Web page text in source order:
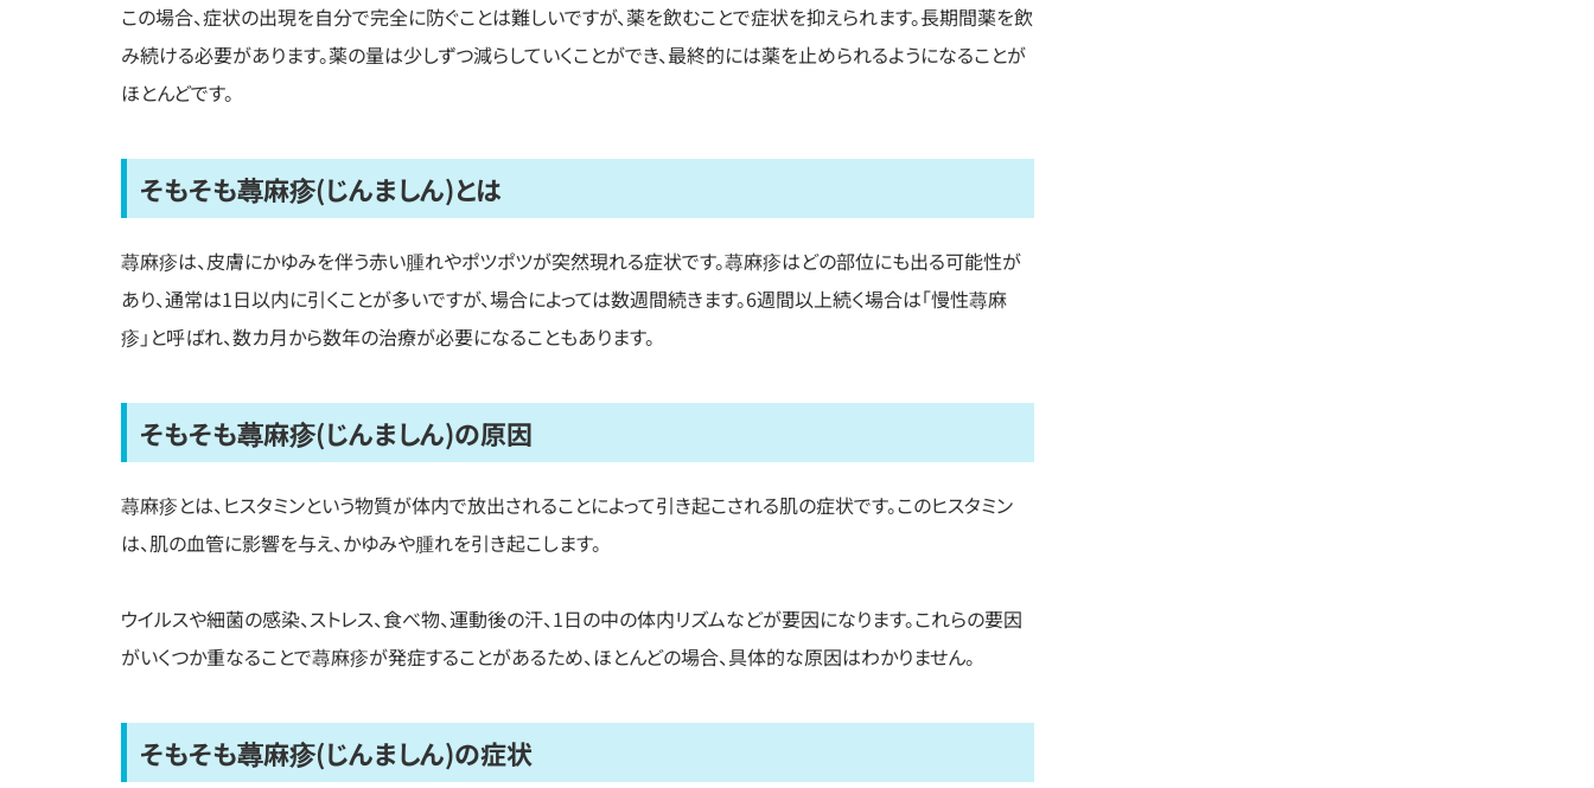
この場合、症状の出現を自分で完全に防ぐことは難しいですが、薬を飲むことで症状を抑えられます。長期間薬を飲
み続ける必要があります。薬の量は少しずつ減らしていくことができ、最終的には薬を止められるようになることが
ほとんどです。
そもそも蕁麻疹(じんましん)とは
蕁麻疹は、皮膚にかゆみを伴う赤い腫れやポツポツが突然現れる症状です。蕁麻疹はどの部位にも出る可能性が
あり、通常は1日以内に引くことが多いですが、場合によっては数週間続きます。6週間以上続く場合は「慢性蕁麻
疹」と呼ばれ、数カ月から数年の治療が必要になることもあります。
そもそも蕁麻疹(じんましん)の原因
蕁麻疹とは、ヒスタミンという物質が体内で放出されることによって引き起こされる肌の症状です。このヒスタミン
は、肌の血管に影響を与え、かゆみや腫れを引き起こします。
ウイルスや細菌の感染、ストレス、食べ物、運動後の汗、1日の中の体内リズムなどが要因になります。これらの要因
がいくつか重なることで蕁麻疹が発症することがあるため、ほとんどの場合、具体的な原因はわかりません。
そもそも蕁麻疹(じんましん)の症状